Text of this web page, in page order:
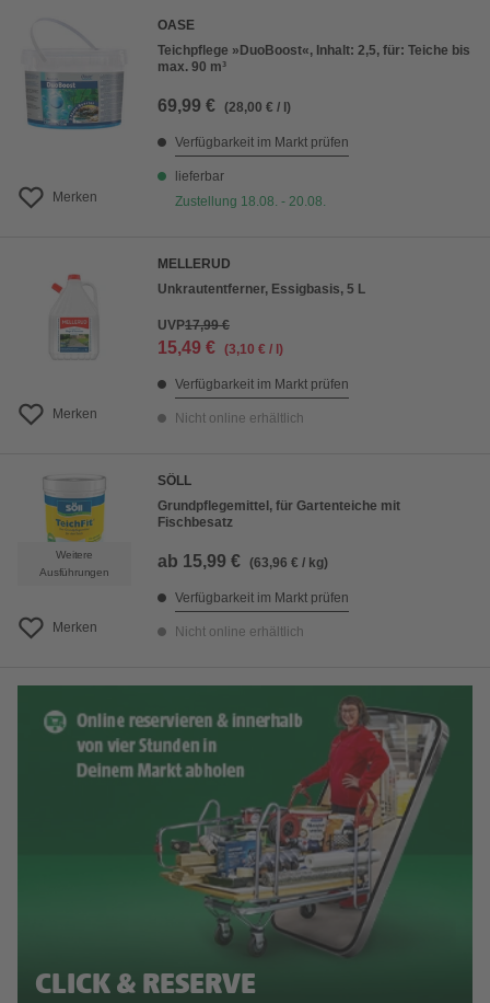
Merken
OASE
Teichpflege »DuoBoost«, Inhalt: 2,5, für: Teiche bis
max. 90 m³
69,99 € (28,00 € / l)
Verfügbarkeit im Markt prüfen
lieferbar
Zustellung 18.08. - 20.08.
Merken
MELLERUD
Unkrautentferner, Essigbasis, 5 L
UVP17,99 €
15,49 € (3,10 € / l)
Verfügbarkeit im Markt prüfen
Nicht online erhältlich
Weitere
Ausführungen
Merken
SÖLL
Grundpflegemittel, für Gartenteiche mit
Fischbesatz
ab 15,99 € (63,96 € / kg)
Verfügbarkeit im Markt prüfen
Nicht online erhältlich
CLICK & RESERVE